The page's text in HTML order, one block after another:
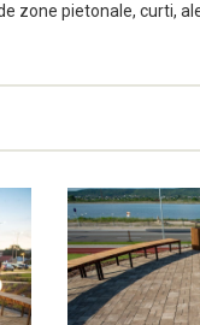
zone pietonale, curti,